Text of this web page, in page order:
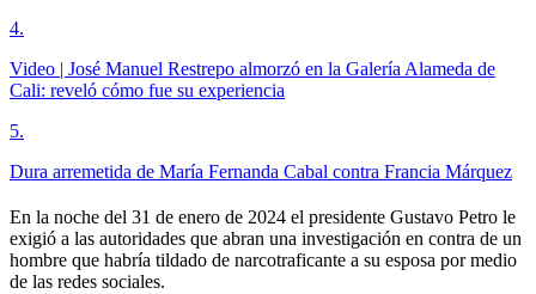
4.
Video | José Manuel Restrepo almorzó en la Galería Alameda de
Cali: reveló cómo fue su experiencia
5.
Dura arremetida de María Fernanda Cabal contra Francia Márquez
En la noche del 31 de enero de 2024 el presidente Gustavo Petro le
exigió a las autoridades que abran una investigación en contra de un
hombre que habría tildado de narcotraficante a su esposa por medio
de las redes sociales.